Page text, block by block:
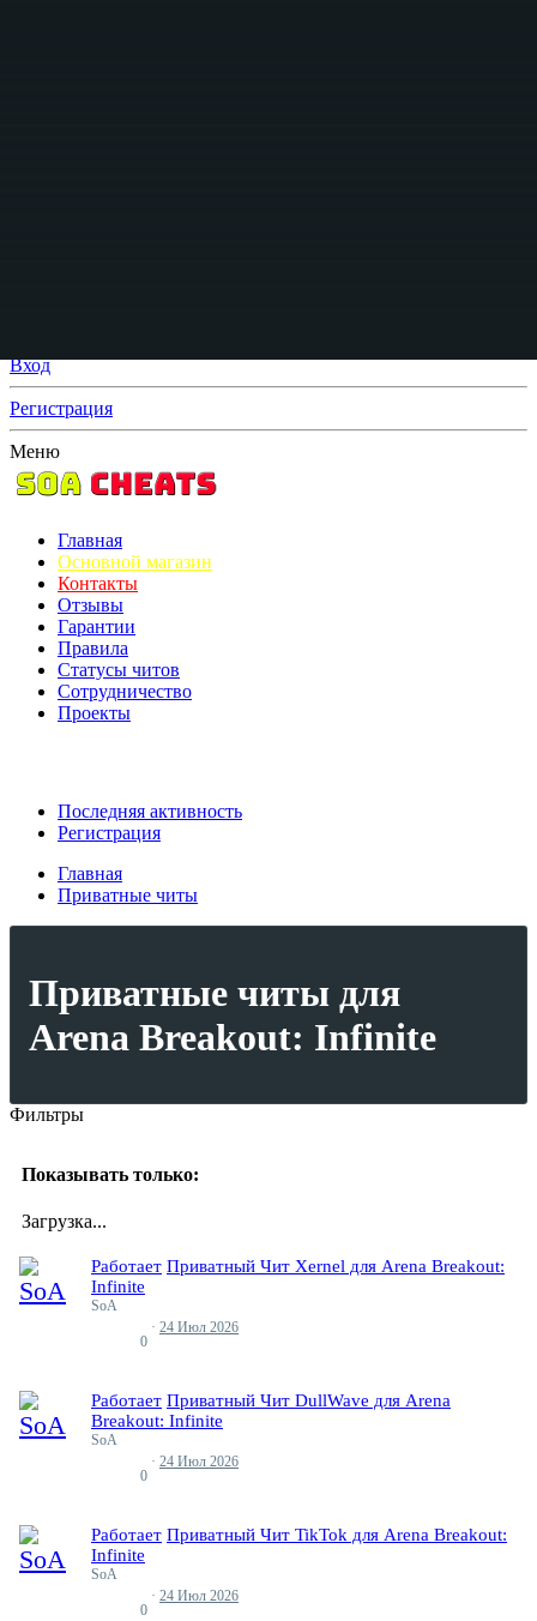
Вход
Регистрация
Меню
Главная
Основной магазин
Контакты
Отзывы
Гарантии
Правила
Статусы читов
Сотрудничество
Проекты
Последняя активность
Регистрация
Главная
Приватные читы
Приватные читы для
Arena Breakout: Infinite
Фильтры
Показывать только:
Загрузка...
Работает Приватный Чит Xernel для Arena Breakout:
Infinite
SoA
0
24 Июл 2026
Работает Приватный Чит DullWave для Arena
Breakout: Infinite
SoA
0
24 Июл 2026
Работает Приватный Чит TikTok для Arena Breakout:
Infinite
SoA
0
24 Июл 2026